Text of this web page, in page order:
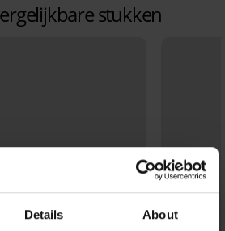
Details About
stukken